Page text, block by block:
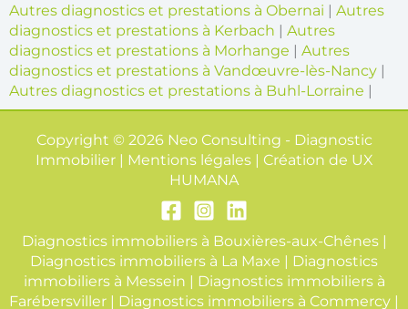
Autres diagnostics et prestations à Obernai | Autres
diagnostics et prestations à Kerbach | Autres
diagnostics et prestations à Morhange | Autres
diagnostics et prestations à Vandœuvre-lès-Nancy |
Autres diagnostics et prestations à Buhl-Lorraine |
Copyright © 2026 Neo Consulting - Diagnostic
Immobilier | Mentions légales | Création de UX
HUMANA
Diagnostics immobiliers à Bouxières-aux-Chênes|
Diagnostics immobiliers à La Maxe | Diagnostics
immobiliers à Messein | Diagnostics immobiliers à
Farébersviller | Diagnostics immobiliers à Commercy |